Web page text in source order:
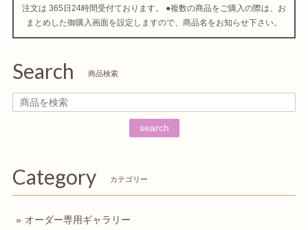
注文は 365日24時間受付ております。 ●複数の商品をご購入の際は、お
まとめした御購入画面を設定しますので、商品名をお知らせ下さい。
Search 商品検索
search
Category カテゴリー
オーダー専用ギャラリー